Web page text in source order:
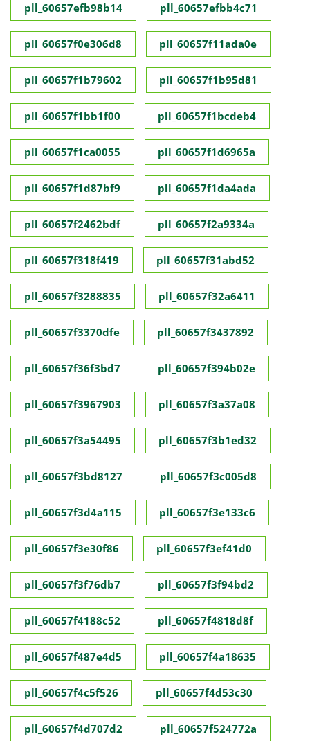
pll_60657efb98b14 pll_60657efbb4c71
pll_60657f0e306d8 pll_60657f11ada0e
pll_60657f1b79602 pll_60657f1b95d81
pll_60657f1bb1f00 pll_60657f1bcdeb4
pll_60657f1ca0055 pll_60657f1d6965a
pll_60657f1d87bf9 pll_60657f1da4ada
pll_60657f2462bdf pll_60657f2a9334a
pll_60657f318f419 pll_60657f31abd52
pll_60657f3288835 pll_60657f32a6411
pll_60657f3370dfe pll_60657f3437892
pll_60657f36f3bd7 pll_60657f394b02e
pll_60657f3967903 pll_60657f3a37a08
pll_60657f3a54495 pll_60657f3b1ed32
pll_60657f3bd8127 pll_60657f3c005d8
pll_60657f3d4a115 pll_60657f3e133c6
pll_60657f3e30f86 pll_60657f3ef41d0
pll_60657f3f76db7 pll_60657f3f94bd2
pll_60657f4188c52 pll_60657f4818d8f
pll_60657f487e4d5 pll_60657f4a18635
pll_60657f4c5f526 pll_60657f4d53c30
pll_60657f4d707d2 pll_60657f524772a